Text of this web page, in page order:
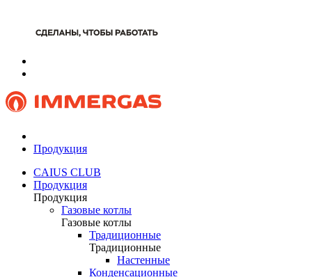
Продукция
CAIUS CLUB
Продукция
Продукция
Газовые котлы
Газовые котлы
Традиционные
Традиционные
Настенные
Конденсационные